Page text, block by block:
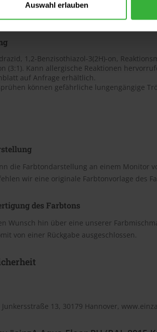
Auswahl erlauben
1,2-Benzisothiazol-3(2H)-on,
(3:1). Kann allergische Reaktionen
auf Anfrage erhältlich.
können gefährliche lungengängige
die Farbtondarstellung an einem Monitor
wir eine originale Farbtonvorlage des
des Farbtons
Wunsch hin über eine unserer
von einer Rückgabe ausgeschlossen.
13, 30179 Hannover,